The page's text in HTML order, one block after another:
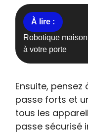
Robotique
à votre porte
Ensuite,
passe forts et
tous les
passe sécurisé